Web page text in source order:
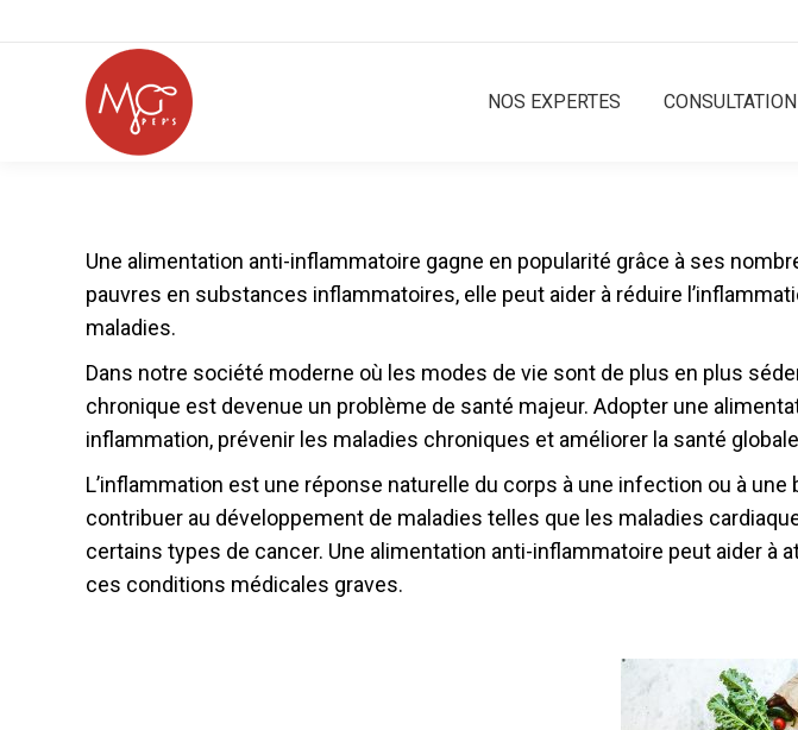
NOS EXPERTES
Une alimentation anti-inflammatoire gagne en popularité grâce à ses
pauvres en substances inflammatoires, elle peut aider à réduire
maladies.
Dans notre société moderne où les modes de vie sont de plus en plus
chronique est devenue un problème de santé majeur. Adopter une
inflammation, prévenir les maladies chroniques et améliorer la santé
L’inflammation est une réponse naturelle du corps à une infection ou à
contribuer au développement de maladies telles que les maladies
certains types de cancer. Une alimentation anti-inflammatoire peut aider
ces conditions médicales graves.